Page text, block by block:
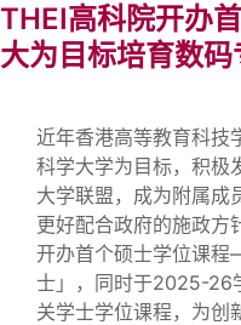
THEI高科院开办
大为目标培育数码
近年香港高等教育科技
科学大学为目标，积极
大学联盟，成为附属成
更好配合政府的施政方
开办首个硕士学位课
士」，同时于2025-26
关学士学位课程，为创